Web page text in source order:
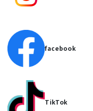
facebook
TikTok